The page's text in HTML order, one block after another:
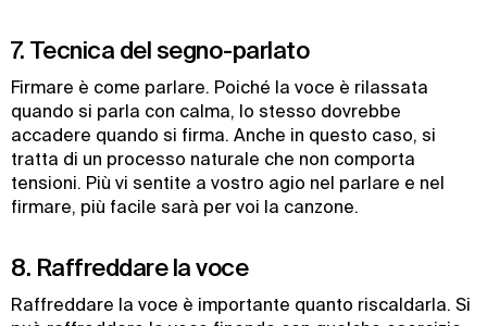
7. Tecnica del segno-parlato
Firmare è come parlare. Poiché la voce è rilassata
quando si parla con calma, lo stesso dovrebbe
accadere quando si firma. Anche in questo caso, si
tratta di un processo naturale che non comporta
tensioni. Più vi sentite a vostro agio nel parlare e nel
firmare, più facile sarà per voi la canzone.
8. Raffreddare la voce
Raffreddare la voce è importante quanto riscaldarla. Si